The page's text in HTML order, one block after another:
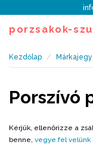
porzsakok-
Kezdőlap
Porszívó
Kérjük, ellenőrizze a
benne, vegye fel velünk